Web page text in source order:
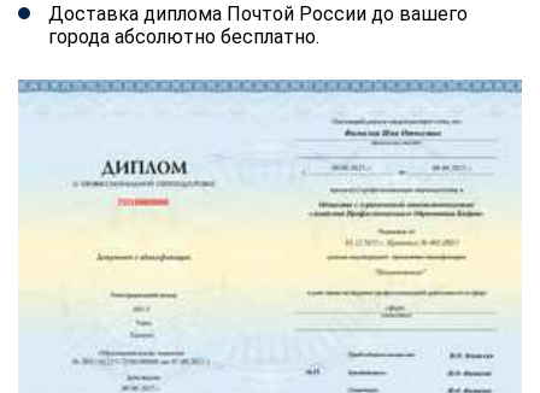
Доставка диплома Почтой России до вашего
города абсолютно бесплатно.